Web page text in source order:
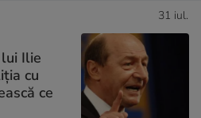
31 iul.
Ilie
cu
ce